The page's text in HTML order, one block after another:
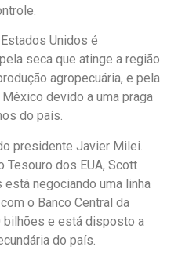
Unidos é
seca que atinge a região
agropecuária, e pela
devido a uma praga
do país.
presidente Javier Milei.
Tesouro dos EUA, Scott
negociando uma linha
o Banco Central da
bilhões e está disposto a
do país.